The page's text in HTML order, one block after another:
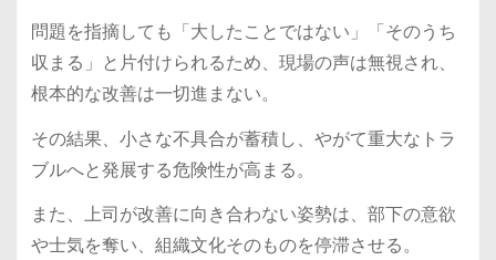
問題を指摘しても「大したことではない」「そのうち
収まる」と片付けられるため、現場の声は無視され、
根本的な改善は一切進まない。
その結果、小さな不具合が蓄積し、やがて重大なトラ
ブルへと発展する危険性が高まる。
また、上司が改善に向き合わない姿勢は、部下の意欲
や士気を奪い、組織文化そのものを停滞させる。